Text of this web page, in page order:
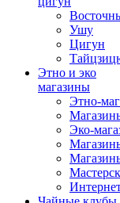
Ушу
Цигун
Этно и эко
магазины
Этно-
Эко-